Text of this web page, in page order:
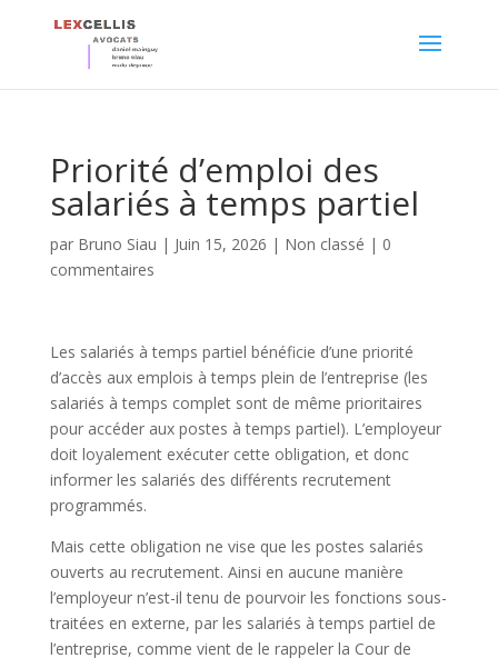
Priorité d’emploi des
salariés à temps partiel
par Bruno Siau | Juin 15, 2026 | Non classé | 0
commentaires
Les salariés à temps partiel bénéficie d’une priorité
d’accès aux emplois à temps plein de l’entreprise (les
salariés à temps complet sont de même prioritaires
pour accéder aux postes à temps partiel). L’employeur
doit loyalement exécuter cette obligation, et donc
informer les salariés des différents recrutement
programmés.
Mais cette obligation ne vise que les postes salariés
ouverts au recrutement. Ainsi en aucune manière
l’employeur n’est-il tenu de pourvoir les fonctions sous-
traitées en externe, par les salariés à temps partiel de
l’entreprise, comme vient de le rappeler la Cour de